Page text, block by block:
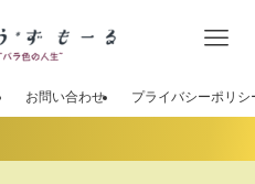
お問い合わせ プライバシーポリシ